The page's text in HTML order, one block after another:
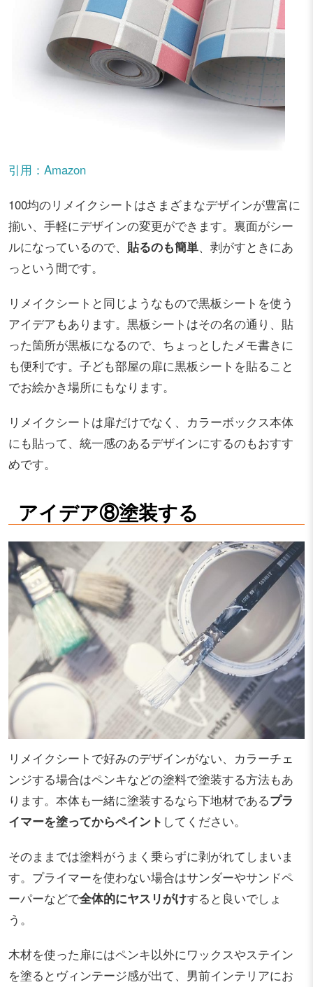
引用：Amazon
100均のリメイクシートはさまざまなデザインが豊富に
揃い、手軽にデザインの変更ができます。裏面がシー
ルになっているので、 貼るのも簡単、剥がすときにあ
っという間です。
リメイクシートと同じようなもので黒板シートを使う
アイデアもあります。黒板シートはその名の通り、貼
った箇所が黒板になるので、ちょっとしたメモ書きに
も便利です。子ども部屋の扉に黒板シートを貼ること
でお絵かき場所にもなります。
リメイクシートは扉だけでなく、カラーボックス本体
にも貼って、統一感のあるデザインにするのもおすす
めです。
アイデア⑧塗装する
リメイクシートで好みのデザインがない、カラーチェ
ンジする場合はペンキなどの塗料で塗装する方法もあ
ります。本体も一緒に塗装するなら下地材であるプラ
イマーを塗ってからペイント してください。
そのままでは塗料がうまく乗らずに剥がれてしまいま
す。プライマーを使わない場合はサンダーやサンドペ
ーパーなどで全体的にヤスリがけすると良いでしょ
う。
木材を使った扉にはペンキ以外にワックスやステイン
を塗るとヴィンテージ感が出て、男前インテリアにお